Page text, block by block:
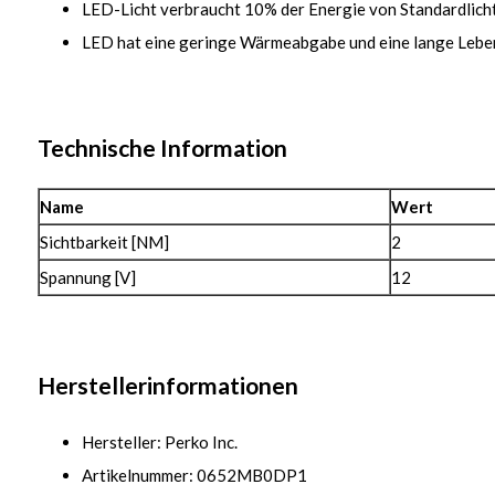
LED-Licht verbraucht 10% der Energie von
LED hat eine geringe Wärmeabgabe und eine lange
Technische Information
Name
Wert
Sichtbarkeit [NM]
2
Spannung [V]
12
Herstellerinformationen
Hersteller: Perko Inc.
Artikelnummer: 0652MB0DP1